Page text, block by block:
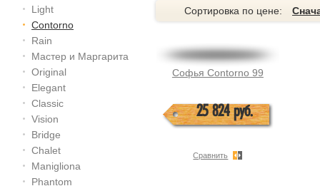
Light
Contorno
Rain
Мастер и Маргарита
Original
Elegant
Classic
Vision
Bridge
Chalet
Manigliona
Phantom
Сортировка по цене:
Софья Contorno 99
25 824 руб.
Сравнить